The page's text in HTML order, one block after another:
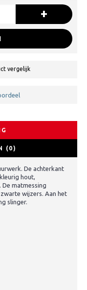
+
vergelijk
(0)
De achterkant
hout,
matmessing
wijzers. Aan het
slinger.